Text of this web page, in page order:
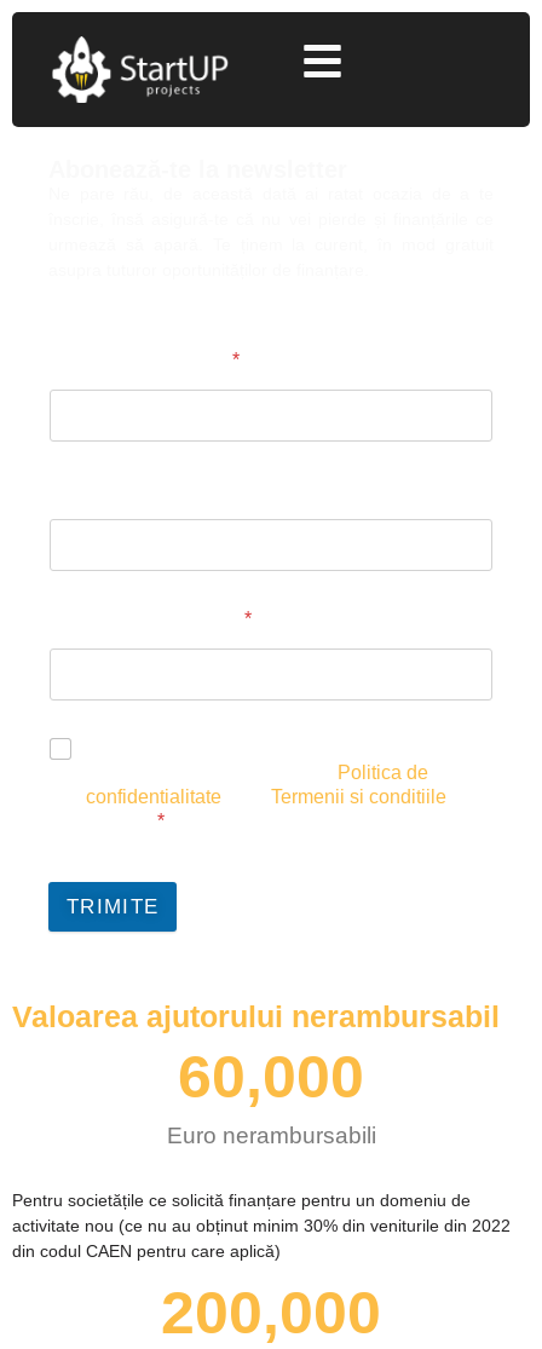
*
*
Politica de
confidentialitate
Termenii si conditiile
*
TRIMITE
Valoarea ajutorului nerambursabil
Euro nerambursabili
60,000
Pentru societățile ce solicită finanțare pentru un domeniu de
activitate nou (ce nu au obținut minim 30% din veniturile din 2022
din codul CAEN pentru care aplică)
200,000